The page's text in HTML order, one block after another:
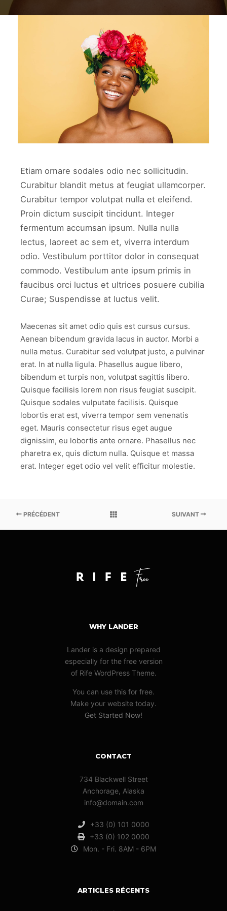
Etiam ornare sodales odio nec sollicitudin.
Curabitur blandit metus at feugiat ullamcorper.
Curabitur tempor volutpat nulla et eleifend.
Proin dictum suscipit tincidunt. Integer
fermentum accumsan ipsum. Nulla nulla
lectus, laoreet ac sem et, viverra interdum
odio. Vestibulum porttitor dolor in consequat
commodo. Vestibulum ante ipsum primis in
faucibus orci luctus et ultrices posuere cubilia
Curae; Suspendisse at luctus velit.
Maecenas sit amet odio quis est cursus cursus.
Aenean bibendum gravida lacus in auctor. Morbi a
nulla metus. Curabitur sed volutpat justo, a pulvinar
erat. In at nulla ligula. Phasellus augue libero,
bibendum et turpis non, volutpat sagittis libero.
Quisque facilisis lorem non risus feugiat suscipit.
Quisque sodales vulputate facilisis. Quisque
lobortis erat est, viverra tempor sem venenatis
eget. Mauris consectetur risus eget augue
dignissim, eu lobortis ante ornare. Phasellus nec
pharetra ex, quis dictum nulla. Quisque et massa
erat. Integer eget odio vel velit efficitur molestie.
PRÉCÉDENT SUIVANT
WHY LANDER
Lander is a design prepared
especially for the free version
of Rife WordPress Theme.
You can use this for free.
Make your website today.
Get Started Now!
CONTACT
734 Blackwell Street
Anchorage, Alaska
info@domain.com
+33 (0) 101 0000
+33 (0) 102 0000
Mon. - Fri. 8AM - 6PM
ARTICLES RÉCENTS